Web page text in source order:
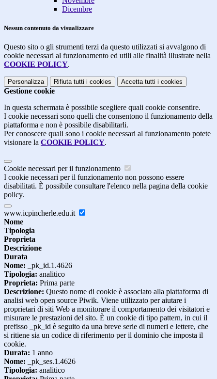
Dicembre
Nessun contenuto da visualizzare
Questo sito o gli strumenti terzi da questo utilizzati si avvalgono di
cookie necessari al funzionamento ed utili alle finalità illustrate nella
COOKIE POLICY.
Personalizza Rifiuta tutti i cookies Accetta tutti i cookies
Gestione cookie
In questa schermata è possibile scegliere quali cookie consentire.
I cookie necessari sono quelli che consentono il funzionamento della
piattaforma e non è possibile disabilitarli.
Per conoscere quali sono i cookie necessari al funzionamento potete
visionare la COOKIE POLICY.
Cookie necessari per il funzionamento
I cookie necessari per il funzionamento non possono essere
disabilitati. È possibile consultare l'elenco nella pagina della cookie
policy.
www.icpincherle.edu.it
Nome
Tipologia
Proprieta
Descrizione
Durata
Nome: _pk_id.1.4626
Tipologia: analitico
Proprieta: Prima parte
Descrizione: Questo nome di cookie è associato alla piattaforma di
analisi web open source Piwik. Viene utilizzato per aiutare i
proprietari di siti Web a monitorare il comportamento dei visitatori e
misurare le prestazioni del sito. È un cookie di tipo pattern, in cui il
prefisso _pk_id è seguito da una breve serie di numeri e lettere, che
si ritiene sia un codice di riferimento per il dominio che imposta il
cookie.
Durata: 1 anno
Nome: _pk_ses.1.4626
Tipologia: analitico